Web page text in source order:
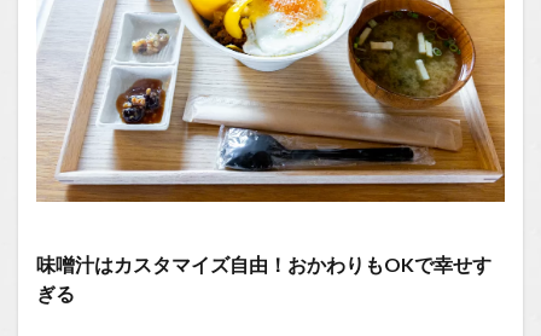
味噌汁はカスタマイズ自由！おかわりもOKで幸せす
ぎる